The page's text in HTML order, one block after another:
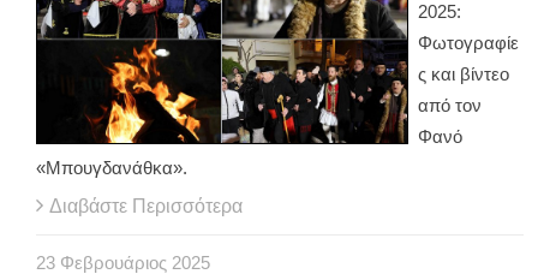
2025:
Φωτογραφίε
ς και βίντεο
από τον
Φανό
«Μπουγδανάθκα».
Διαβάστε Περισσότερα
23 Φεβρουάριος 2025